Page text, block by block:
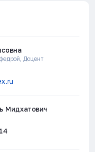
Доцент
Мидхатович